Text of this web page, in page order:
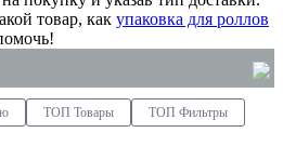
товар, как упаковка для роллов
ТОП Товары ТОП Фильтры